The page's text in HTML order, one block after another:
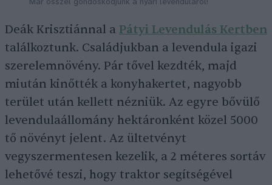
Már ősszel gondoskodjunk a nyári levenduláról!
Deák Krisztiánnal a Pátyi Levendulás Kertben
találkoztunk. Családjukban a levendula igazi
szerelemnövény. Pár tővel kezdték, majd
miután kinőtték a konyhakertet, nagyobb
terület után kellett nézniük. Az egyre bővülő
levendulaállomány hektáronként közel 5000
tő növényt jelent. Az ültetvényt
vegyszermentesen kezelik, a 2 méteres sortáv
lehetővé teszi, hogy traktor segítségével